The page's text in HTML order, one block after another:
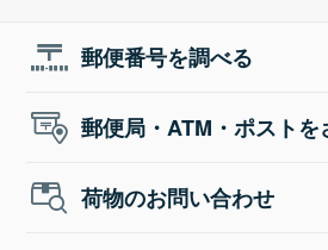
郵便番号を調べる
郵便局・ATM・ポストを
荷物のお問い合わせ